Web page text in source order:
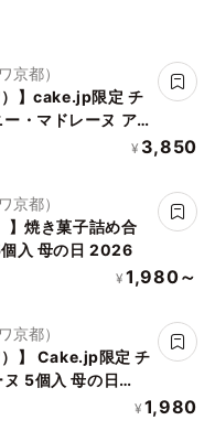
京都）
）】cake.jp限定 チ
・マドレーヌ ア
¥ 3,850
京都）
】焼き菓子詰め合
わせ 5種アソート 5個入 母の日 2026
¥ 1,980～
京都）
）】 Cake.jp限定 チ
入 母の日
¥ 1,980